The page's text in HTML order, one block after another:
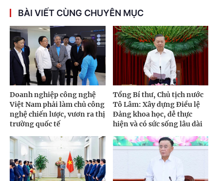
BÀI VIẾT CÙNG CHUYÊN MỤC
Doanh nghiệp công nghệ
Việt Nam phải làm chủ công
nghệ chiến lược, vươn ra thị
trường quốc tế
Tổng Bí thư, Chủ tịch nước
Tô Lâm: Xây dựng Điều lệ
Đảng khoa học, dễ thực
hiện và có sức sống lâu dài